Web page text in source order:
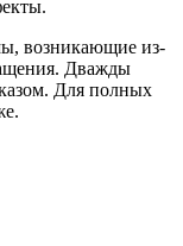
возникающие из-
Дважды
Для полных